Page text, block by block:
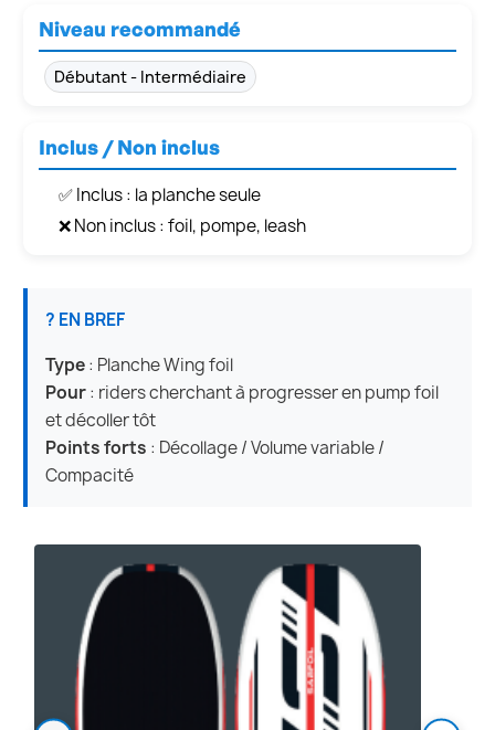
Niveau recommandé
Débutant - Intermédiaire
Inclus / Non inclus
✅ Inclus : la planche seule
❌ Non inclus : foil, pompe, leash
? EN BREF
Type: Planche Wing foil
Pour: riders cherchant à progresser en pump foil
et décoller tôt
Points forts : Décollage / Volume variable /
Compacité